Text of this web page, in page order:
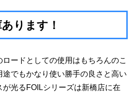
ります！
ードとしての使用はもちろんのこ
途でもかなり使い勝手の良さと高い
が光るFOILシリーズは新橋店に在